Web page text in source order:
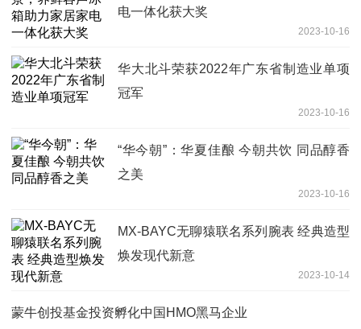
电一体化获大奖
2023-10-16
华大北斗荣获2022年广东省制造业单项
冠军
2023-10-16
“华今朝”：华夏佳酿 今朝共饮 同品醇香
之美
2023-10-16
MX-BAYC无聊猿联名系列腕表 经典造型
焕发现代新意
2023-10-14
蒙牛创投基金投资孵化中国HMO黑马企业